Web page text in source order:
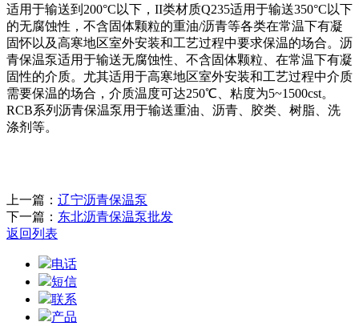
适用于输送到200°C以下，II类材质Q235适用于输送350°C以下
的无腐蚀性，不含固体颗粒的重油/沥青等各类在常温下有凝
固怀以及高寒地区室外安装和工艺过程中要求保温的场合。沥
青保温泵适用于输送无腐蚀性、不含固体颗粒、在常温下有凝
固性的介质。尤其适用于高寒地区室外安装和工艺过程中介质
需要保温的场合，介质温度可达250℃、粘度为5~1500cst。
RCB系列沥青保温泵用于输送重油、沥青、胶类、树脂、洗
涤剂等。
上一篇： 辽宁沥青保温泵
下一篇： 东北沥青保温泵批发
返回列表
电话
短信
联系
产品